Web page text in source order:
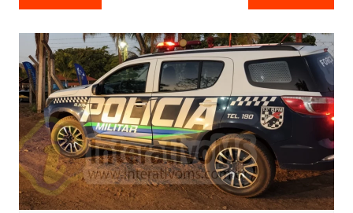
de
Post